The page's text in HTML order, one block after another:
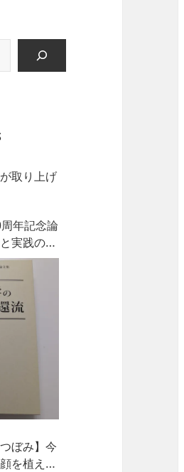
取り上げ
年記念論
実践の還
ぼみ】今
を植えま